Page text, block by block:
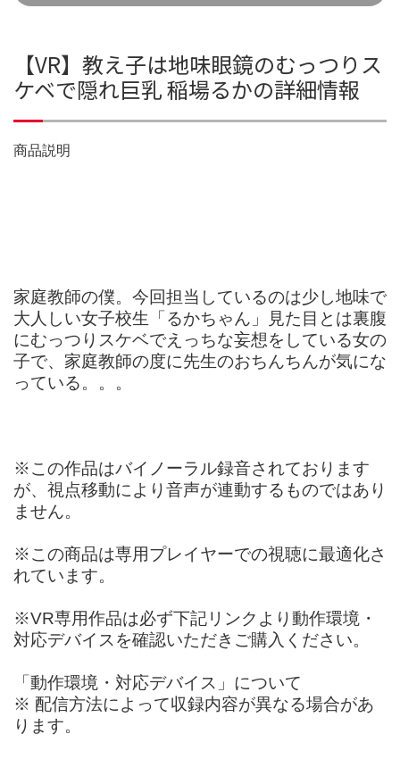
【VR】教え子は地味眼鏡のむっつりス
ケベで隠れ巨乳 稲場るかの詳細情報
商品説明
家庭教師の僕。今回担当しているのは少し地味で
大人しい女子校生「るかちゃん」見た目とは裏腹
にむっつりスケベでえっちな妄想をしている女の
子で、家庭教師の度に先生のおちんちんが気にな
っている。。。
※この作品はバイノーラル録音されております
が、視点移動により音声が連動するものではあり
ません。
※この商品は専用プレイヤーでの視聴に最適化さ
れています。
※VR専用作品は必ず下記リンクより動作環境・
対応デバイスを確認いただきご購入ください。
「動作環境・対応デバイス」について
※ 配信方法によって収録内容が異なる場合があ
ります。